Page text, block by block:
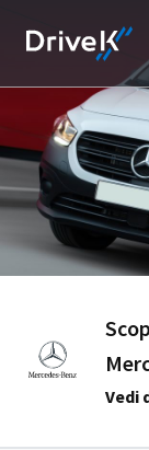
Vedi